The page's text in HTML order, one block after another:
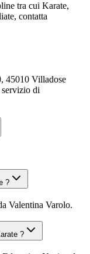
tra cui Karate,
contatta
45010 Villadose
di
?
Valentina Varolo.
?